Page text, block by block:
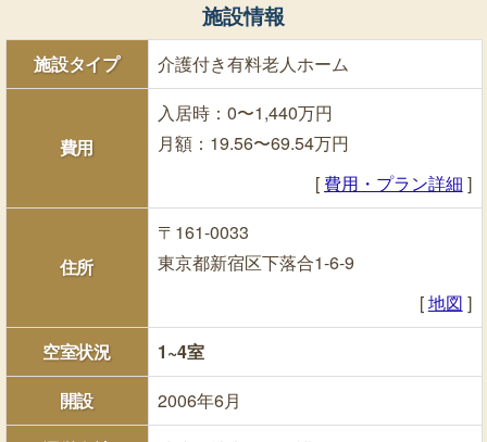
施設情報
施設タイプ 介護付き有料老人ホーム
費用
入居時：0〜1,440万円
月額：19.56〜69.54万円
[ 費用・プラン詳細 ]
住所
〒161-0033
東京都新宿区下落合1-6-9
[地図 ]
空室状況
1~4室
開設
2006年6月